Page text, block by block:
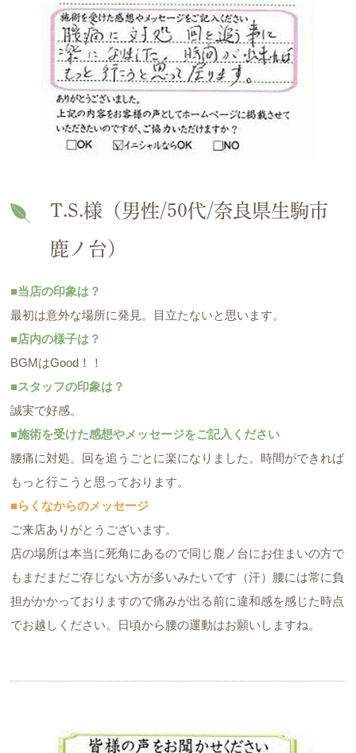
T.S.様（男性/50代/奈良県生駒市
鹿ノ台）
■当店の印象は？
最初は意外な場所に発見。目立たないと思います。
■店内の様子は？
BGMはGood！！
■スタッフの印象は？
誠実で好感。
■施術を受けた感想やメッセージをご記入ください
腰痛に対処。回を追うごとに楽になりました。時間ができれば
もっと行こうと思っております。
■らくなからのメッセージ
ご来店ありがとうございます。
店の場所は本当に死角にあるので同じ鹿ノ台にお住まいの方で
もまだまだご存じない方が多いみたいです（汗）腰には常に負
担がかかっておりますので痛みが出る前に違和感を感じた時点
でお越しください。日頃から腰の運動はお願いしますね。